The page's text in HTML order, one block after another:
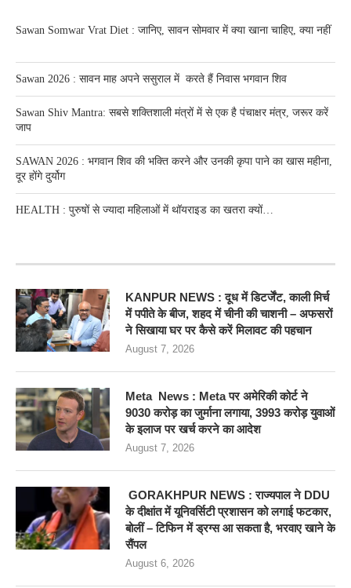
Sawan Somwar Vrat Diet : जानिए, सावन सोमवार में क्या खाना चाहिए, क्या नहीं
Sawan 2026 : सावन माह अपने ससुराल में करते हैं निवास भगवान शिव
Sawan Shiv Mantra: सबसे शक्तिशाली मंत्रों में से एक है पंचाक्षर मंत्र, जरूर करें
जाप
SAWAN 2026 : भगवान शिव की भक्ति करने और उनकी कृपा पाने का खास महीना,
दूर होंगे दुर्योग
HEALTH : पुरुषों से ज्यादा महिलाओं में थॉयराइड का खतरा क्यों…
KANPUR NEWS : दूध में डिटर्जेंट, काली मिर्च
में पपीते के बीज, शहद में चीनी की चाशनी – अफसरों
ने सिखाया घर पर कैसे करें मिलावट की पहचान
August 7, 2026
Meta News : Meta पर अमेरिकी कोर्ट ने
9030 करोड़ का जुर्माना लगाया, 3993 करोड़ युवाओं
के इलाज पर खर्च करने का आदेश
August 7, 2026
GORAKHPUR NEWS : राज्यपाल ने DDU
के दीक्षांत में यूनिवर्सिटी प्रशासन को लगाई फटकार,
बोलीं – टिफिन में ड्रग्स आ सकता है, भरवाए खाने के
सैंपल
August 6, 2026